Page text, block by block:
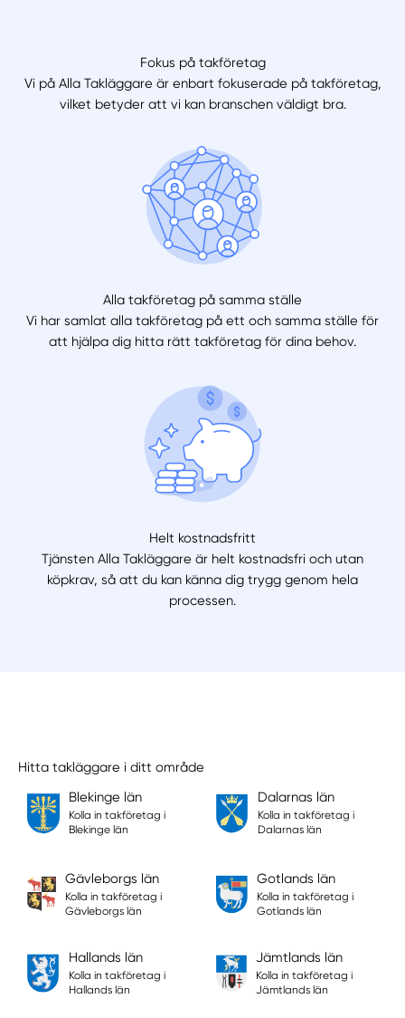
Fokus på takföretag
Vi på Alla Takläggare är enbart fokuserade på takföretag,
vilket betyder att vi kan branschen väldigt bra.
Alla takföretag på samma ställe
Vi har samlat alla takföretag på ett och samma ställe för
att hjälpa dig hitta rätt takföretag för dina behov.
Helt kostnadsfritt
Tjänsten Alla Takläggare är helt kostnadsfri och utan
köpkrav, så att du kan känna dig trygg genom hela
processen.
Hitta takläggare i ditt område
Blekinge län
Kolla in takföretag i
Blekinge län
Dalarnas län
Kolla in takföretag i
Dalarnas län
Gävleborgs län
Kolla in takföretag i
Gävleborgs län
Gotlands län
Kolla in takföretag i
Gotlands län
Hallands län
Kolla in takföretag i
Hallands län
Jämtlands län
Kolla in takföretag i
Jämtlands län